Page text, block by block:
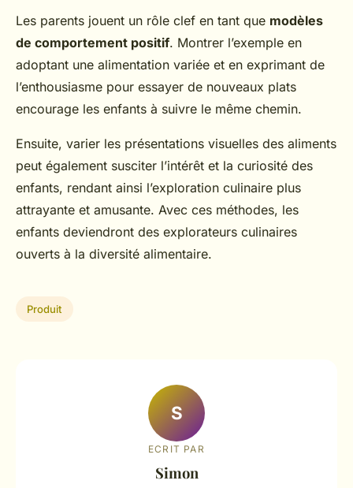
Les parents jouent un rôle clef en tant que modèles
de comportement positif. Montrer l’exemple en
adoptant une alimentation variée et en exprimant de
l’enthousiasme pour essayer de nouveaux plats
encourage les enfants à suivre le même chemin.
Ensuite, varier les présentations visuelles des aliments
peut également susciter l’intérêt et la curiosité des
enfants, rendant ainsi l’exploration culinaire plus
attrayante et amusante. Avec ces méthodes, les
enfants deviendront des explorateurs culinaires
ouverts à la diversité alimentaire.
Produit
S
ECRIT PAR
Simon